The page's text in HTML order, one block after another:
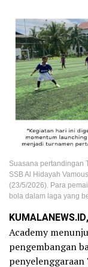
Suasana pertandingan
SSB Al Hidayah
(23/5/2026). Para
bola dalam laga yang
Academy
pengembangan